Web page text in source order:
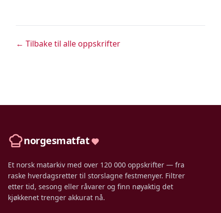
← Tilbake til alle oppskrifter
norgesmatfat
Et norsk matarkiv med over 120 000 oppskrifter — fra
raske hverdagsretter til storslagne festmenyer. Filtrer
etter tid, sesong eller råvarer og finn nøyaktig det
kjøkkenet trenger akkurat nå.